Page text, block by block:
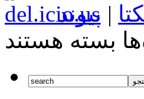
| پیوند
برای
گلد
بلاخره
بسته هستند